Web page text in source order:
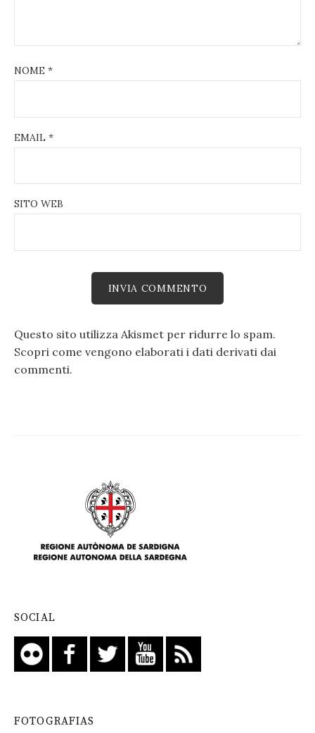
NOME *
EMAIL *
SITO WEB
Questo sito utilizza Akismet per ridurre lo spam.
Scopri come vengono elaborati i dati derivati dai
commenti.
SOCIAL
FOTOGRAFIAS